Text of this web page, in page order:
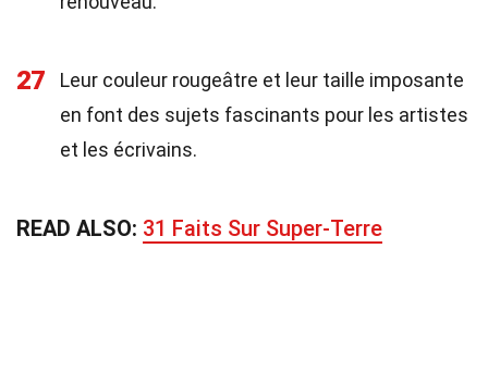
27
Leur couleur rougeâtre et leur taille imposante
en font des sujets fascinants pour les artistes
et les écrivains.
READ ALSO: 31 Faits Sur Super-Terre